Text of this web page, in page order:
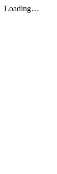
Loading…